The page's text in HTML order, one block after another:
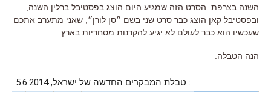
השנה בצרפת. הסרט הזה שמגיע היום הוצג בפסטיבל ברלין השנה,
ובפסטיבל קאן הוצג כבר סרט שני בשם ״סן לורן״, שאני מתערב אתכם
שעכשיו הוא כבר לעולם לא יגיע להקרנות מסחריות בארץ.
הנה הטבלה: